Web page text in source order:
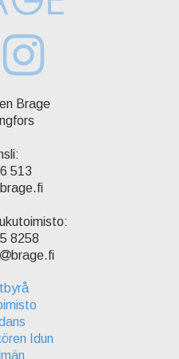
Brage
513
brage.fi
8258
brage.fi
Idun